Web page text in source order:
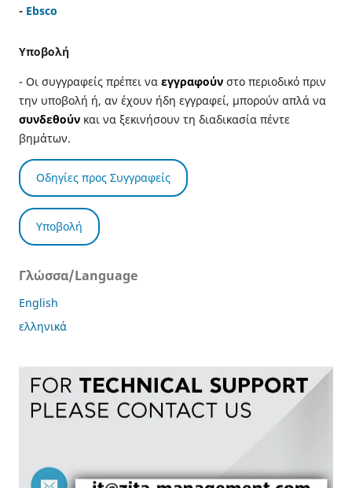
- Ebsco
Υποβολή
- Οι συγγραφείς πρέπει να εγγραφούν στο περιοδικό πριν
την υποβολή ή, αν έχουν ήδη εγγραφεί, μπορούν απλά να
συνδεθούνκαι να ξεκινήσουν τη διαδικασία πέντε
βημάτων.
Οδηγίες προς Συγγραφείς
Υποβολή
Γλώσσα/Language
English
ελληνικά